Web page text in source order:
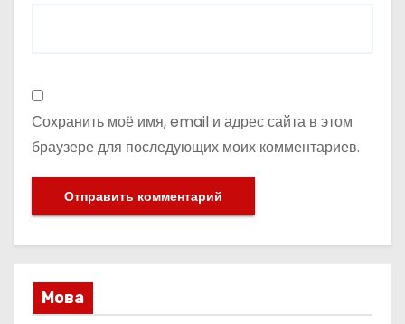
Сохранить моё имя, email и адрес сайта в этом
браузере для последующих моих комментариев.
Мова